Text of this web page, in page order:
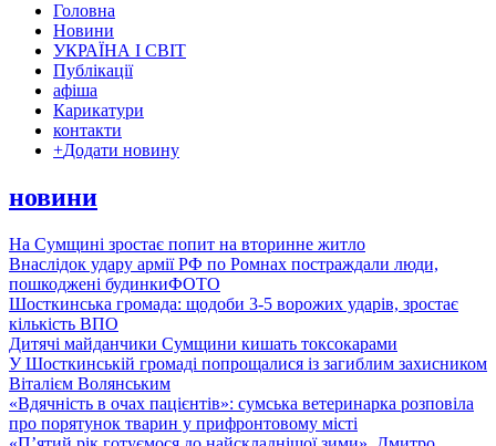
Головна
Новини
УКРАЇНА І СВІТ
Публікації
афіша
Карикатури
контакти
+Додати новину
новини
На Сумщині зростає попит на вторинне житло
Внаслідок удару армії РФ по Ромнах постраждали люди,
пошкоджені будинкиФОТО
Шосткинська громада: щодоби 3-5 ворожих ударів, зростає
кількість ВПО
Дитячі майданчики Сумщини кишать токсокарами
У Шосткинській громаді попрощалися із загиблим захисником
Віталієм Волянським
«Вдячність в очах пацієнтів»: сумська ветеринарка розповіла
про порятунок тварин у прифронтовому місті